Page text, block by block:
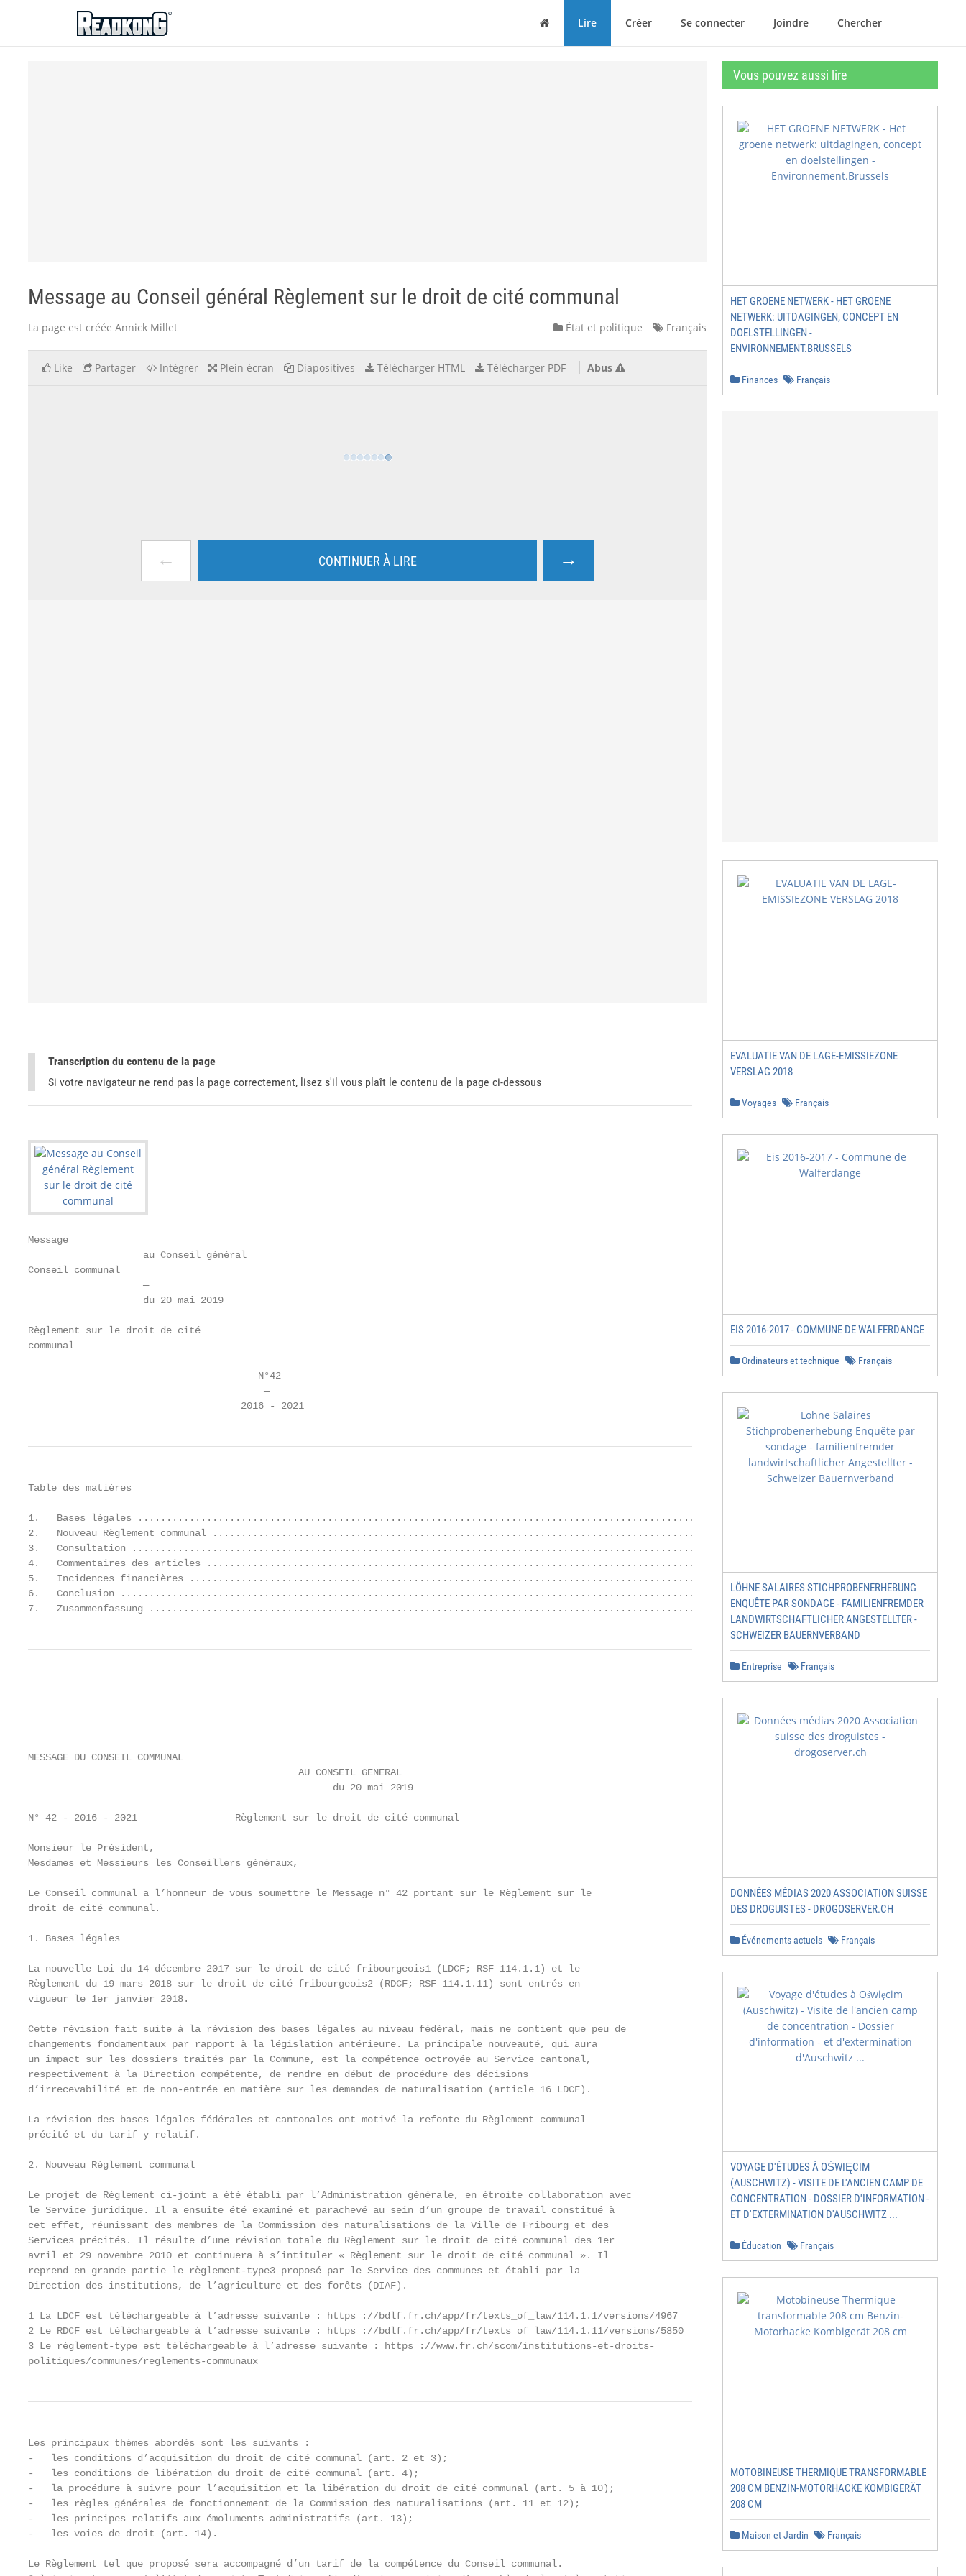
ReadkonG
MaisonLire Créer Se connecter Joindre Chercher
Message au Conseil général Règlement sur le droit de cité communal
La page est créée Annick Millet État et politique Français
Like Partager Intégrer Plein écran Diapositives Télécharger HTML Télécharger PDF Abus
← CONTINUER À LIRE →
Transcription du contenu de la page
Si votre navigateur ne rend pas la page correctement, lisez s'il vous plaît le contenu de la page ci-dessous
Message
                    au Conseil général
Conseil communal
                    —
                    du 20 mai 2019
Règlement sur le droit de cité
communal
                                        N°42
                                         —
                                     2016 - 2021
Table des matières
1.   Bases légales .................................................................................................................................... 1
2.   Nouveau Règlement communal ...................................................................................................... 1
3.   Consultation .................................................................................................................................... 2
4.   Commentaires des articles .............................................................................................................. 2
5.   Incidences financières ................................................................................................................... 13
6.   Conclusion ..................................................................................................................................... 14
7.   Zusammenfassung ......................................................................................................................... 15
MESSAGE DU CONSEIL COMMUNAL
                                               AU CONSEIL GENERAL
                                                     du 20 mai 2019
N° 42 - 2016 - 2021                 Règlement sur le droit de cité communal
Monsieur le Président,
Mesdames et Messieurs les Conseillers généraux,
Le Conseil communal a l’honneur de vous soumettre le Message n° 42 portant sur le Règlement sur le
droit de cité communal.
1. Bases légales
La nouvelle Loi du 14 décembre 2017 sur le droit de cité fribourgeois1 (LDCF; RSF 114.1.1) et le
Règlement du 19 mars 2018 sur le droit de cité fribourgeois2 (RDCF; RSF 114.1.11) sont entrés en
vigueur le 1er janvier 2018.
Cette révision fait suite à la révision des bases légales au niveau fédéral, mais ne contient que peu de
changements fondamentaux par rapport à la législation antérieure. La principale nouveauté, qui aura
un impact sur les dossiers traités par la Commune, est la compétence octroyée au Service cantonal,
respectivement à la Direction compétente, de rendre en début de procédure des décisions
d’irrecevabilité et de non-entrée en matière sur les demandes de naturalisation (article 16 LDCF).
La révision des bases légales fédérales et cantonales ont motivé la refonte du Règlement communal
précité et du tarif y relatif.
2. Nouveau Règlement communal
Le projet de Règlement ci-joint a été établi par l’Administration générale, en étroite collaboration avec
le Service juridique. Il a ensuite été examiné et parachevé au sein d’un groupe de travail constitué à
cet effet, réunissant des membres de la Commission des naturalisations de la Ville de Fribourg et des
Services précités. Il résulte d’une révision totale du Règlement sur le droit de cité communal des 1er
avril et 29 novembre 2010 et continuera à s’intituler « Règlement sur le droit de cité communal ». Il
reprend en grande partie le règlement-type3 proposé par le Service des communes et établi par la
Direction des institutions, de l’agriculture et des forêts (DIAF).
1 La LDCF est téléchargeable à l’adresse suivante : https ://bdlf.fr.ch/app/fr/texts_of_law/114.1.1/versions/4967
2 Le RDCF est téléchargeable à l’adresse suivante : https ://bdlf.fr.ch/app/fr/texts_of_law/114.1.11/versions/5850
3 Le règlement-type est téléchargeable à l’adresse suivante : https ://www.fr.ch/scom/institutions-et-droits-
politiques/communes/reglements-communaux
Les principaux thèmes abordés sont les suivants :
-   les conditions d’acquisition du droit de cité communal (art. 2 et 3);
-   les conditions de libération du droit de cité communal (art. 4);
-   la procédure à suivre pour l’acquisition et la libération du droit de cité communal (art. 5 à 10);
-   les règles générales de fonctionnement de la Commission des naturalisations (art. 11 et 12);
-   les principes relatifs aux émoluments administratifs (art. 13);
-   les voies de droit (art. 14).
Le Règlement tel que proposé sera accompagné d’un tarif de la compétence du Conseil communal.
Vous pouvez aussi lire
HET GROENE NETWERK - HET GROENE
NETWERK: UITDAGINGEN, CONCEPT EN
DOELSTELLINGEN -
ENVIRONNEMENT.BRUSSELS
Finances Français
EVALUATIE VAN DE LAGE-EMISSIEZONE
VERSLAG 2018
Voyages Français
EIS 2016-2017 - COMMUNE DE WALFERDANGE
Ordinateurs et technique Français
LÖHNE SALAIRES STICHPROBENERHEBUNG
ENQUÊTE PAR SONDAGE - FAMILIENFREMDER
LANDWIRTSCHAFTLICHER ANGESTELLTER -
SCHWEIZER BAUERNVERBAND
Entreprise Français
DONNÉES MÉDIAS 2020 ASSOCIATION SUISSE
DES DROGUISTES - DROGOSERVER.CH
Événements actuels Français
VOYAGE D'ÉTUDES À OŚWIĘCIM
(AUSCHWITZ) - VISITE DE L'ANCIEN CAMP DE
CONCENTRATION - DOSSIER D'INFORMATION -
ET D'EXTERMINATION D'AUSCHWITZ ...
Éducation Français
MOTOBINEUSE THERMIQUE TRANSFORMABLE
208 CM BENZIN-MOTORHACKE KOMBIGERÄT
208 CM
Maison et Jardin Français